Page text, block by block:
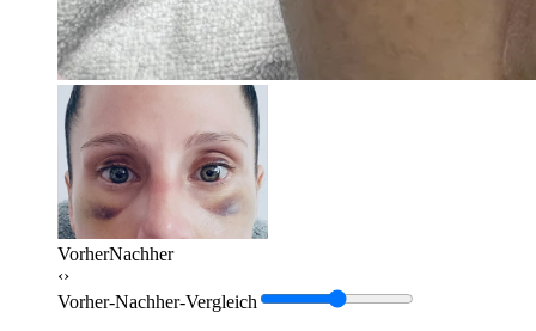
VorherNachher
‹›
Vorher-Nachher-Vergleich